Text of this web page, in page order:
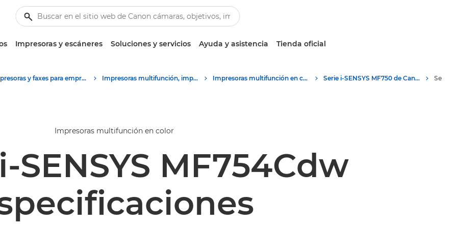
Impresoras y escáneres Soluciones y servicios Ayuda y asistencia Tienda oficial
Impresoras y faxes para empresa y oficina Impresoras multifunción, impresoras todo en uno Impresoras multifunción en color Serie i-SENSYS MF750 de Canon: impresoras en color de oficina
Impresoras multifunción en color
SENSYS MF754Cdw